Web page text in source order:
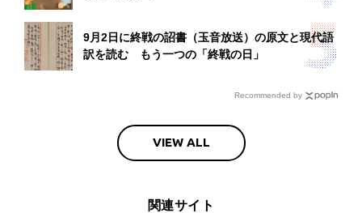
9月2日に終戦の詔書（玉音放送）の原文と現代語
訳を読む もう一つの「終戦の日」
Recommended by
VIEW ALL
関連サイト